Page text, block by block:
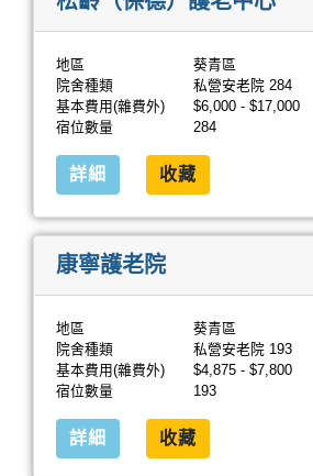
地區
葵青區
院舍種類
私營安老院 284
基本費用(雜費外)
$6,000 - $17,000
宿位數量
284
詳細 收藏
康寧護老院
地區
葵青區
院舍種類
私營安老院 193
基本費用(雜費外)
$4,875 - $7,800
宿位數量
193
詳細 收藏